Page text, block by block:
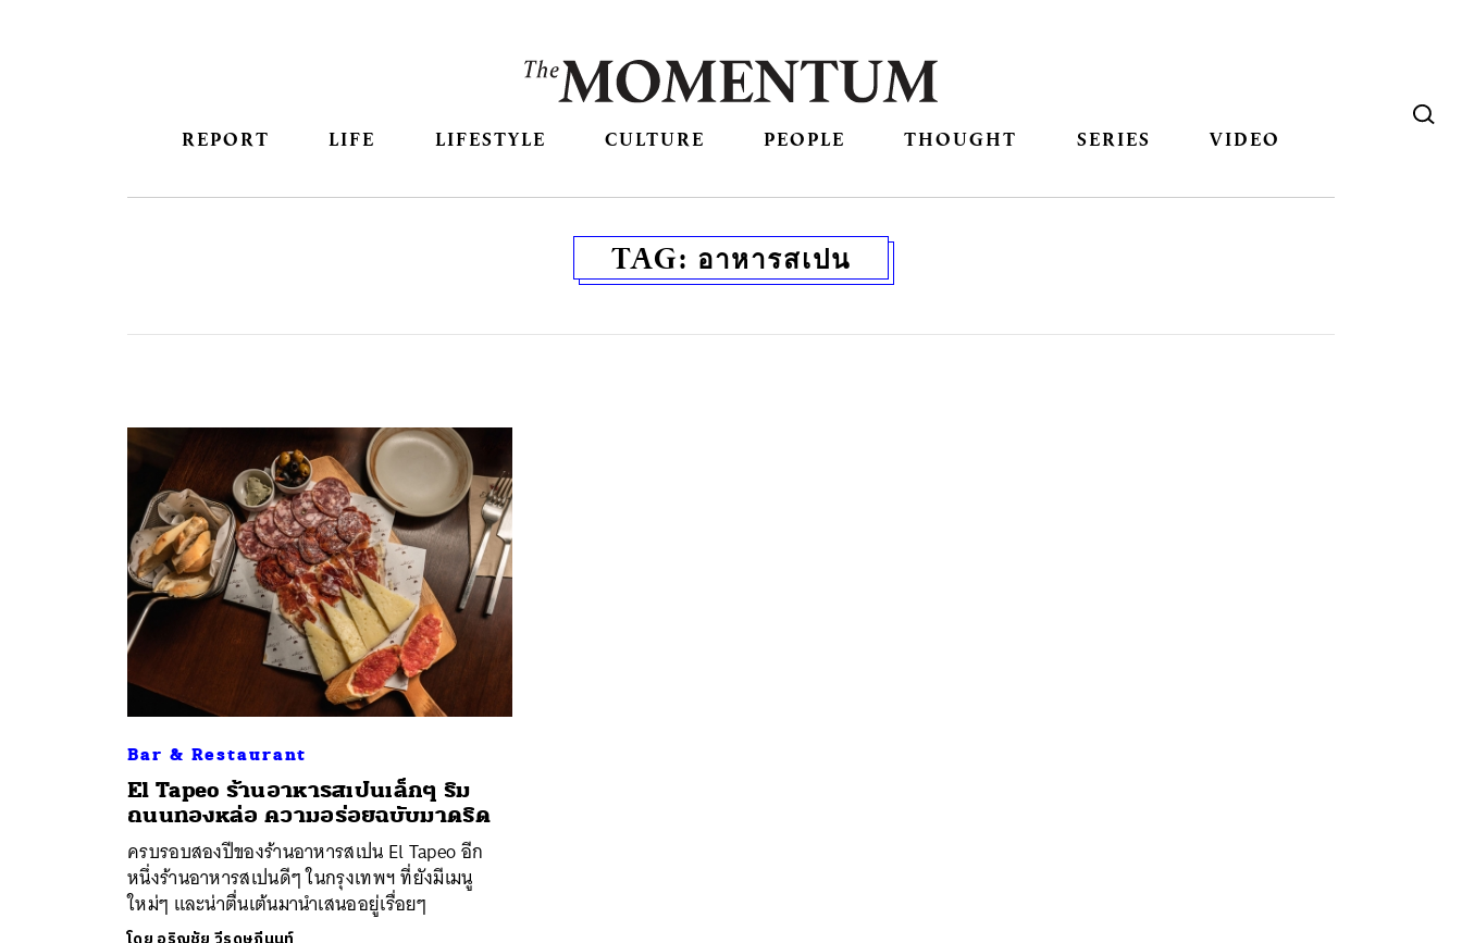
REPORT LIFE LIFESTYLE CULTURE PEOPLE THOUGHT SERIES VIDEO
TAG: อาหารสเปน
Bar & Restaurant
El Tapeo ร้านอาหารสเปนเล็กๆ ริม
ถนนทองหล่อ ความอร่อยฉบับมาดริด
ครบรอบสองปีของร้านอาหารสเปน El Tapeo อีก
หนึ่งร้านอาหารสเปนดีๆ ในกรุงเทพฯ ที่ยังมีเมนู
ใหม่ๆ และน่าตื่นเต้นมานำเสนออยู่เรื่อยๆ
ค้นหา